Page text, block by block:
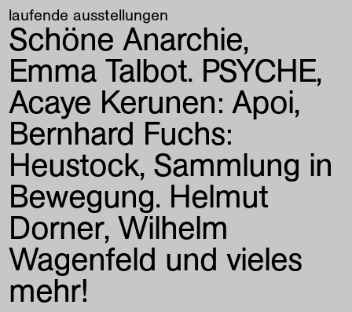
laufende ausstellungen
Schöne Anarchie
Emma Talbot. PSYCHE
Acaye Kerunen: Apoi
Bernhard Fuchs:
Heustock Sammlung in
Bewegung. Helmut
Dorner, Wilhelm
Wagenfeld und vieles
mehr!